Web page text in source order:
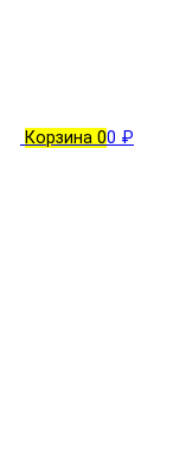
Корзина 00 ₽